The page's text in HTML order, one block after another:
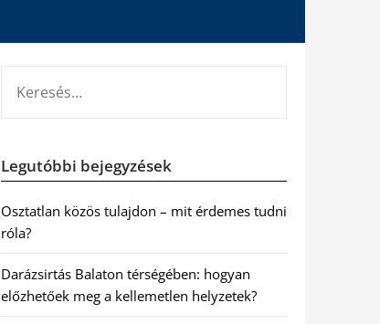
Legutóbbi bejegyzések
Osztatlan közös tulajdon – mit érdemes tudni
róla?
Darázsirtás Balaton térségében: hogyan
előzhetőek meg a kellemetlen helyzetek?